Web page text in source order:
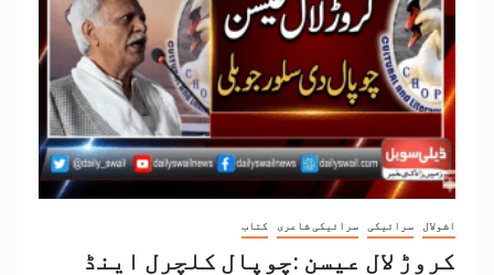
اشولال سرائیکی سرائیکی شاعری کتاب
کروڑ لال عیسن :چوپال کلچرل اینڈ